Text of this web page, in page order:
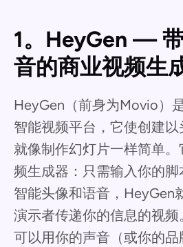
1。HeyGen —
音的商业视频生
HeyGen（前身为Movio）
智能视频平台，它使创建
就像制作幻灯片一样简单
频生成器：只需输入你的
智能头像和语音，HeyGen
演示者传递你的信息的视
可以用你的声音（或你的品